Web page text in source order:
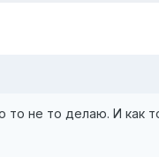
то не то делаю. И как